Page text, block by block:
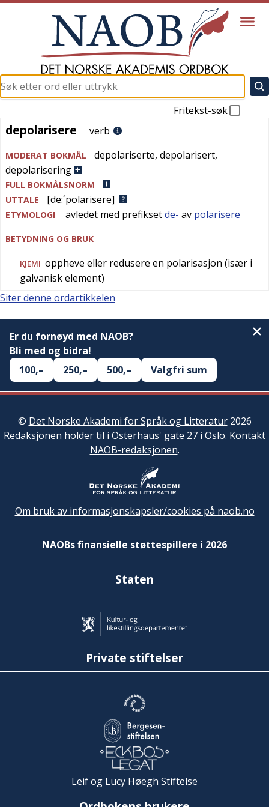
Fritekst-søk
depolarisere
depolarisere verb
MODERAT BOKMÅL depolariserte, depolarisert,
depolarisering
FULL BOKMÅLSNORM
UTTALE
[de:´polarisere]
ETYMOLOGI avledet med prefiksetde- av polarisere
BETYDNING OG BRUK
KJEMI oppheve eller redusere en polarisasjon (især i
galvanisk element)
Siter denne ordartikkelen
Er du fornøyd med NAOB?
Bli med og bidra!
100,–
250,– 500,– Valgfri sum
© Det Norske Akademi for Språk og Litteratur2026
Redaksjonen holder til i Osterhaus' gate 27 i Oslo. Kontakt
NAOB-redaksjonen.
Om bruk av informasjonskapsler/cookies på naob.no
NAOBs finansielle støttespillere i 2026
Staten
Private stiftelser
Leif og Lucy Høegh Stiftelse